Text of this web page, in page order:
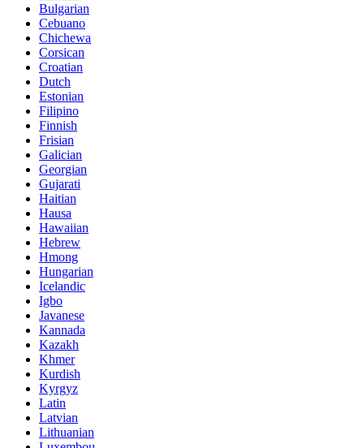
Bulgarian
Cebuano
Chichewa
Corsican
Croatian
Dutch
Estonian
Filipino
Finnish
Frisian
Galician
Georgian
Gujarati
Haitian
Hausa
Hawaiian
Hebrew
Hmong
Hungarian
Icelandic
Igbo
Javanese
Kannada
Kazakh
Khmer
Kurdish
Kyrgyz
Latin
Latvian
Lithuanian